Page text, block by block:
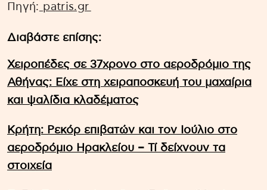
Πηγή: patris.gr
Διαβάστε επίσης:
Χειροπέδες σε 37χρονο στο αεροδρόμιο της
Αθήνας: Είχε στη χειραποσκευή του μαχαίρια
και ψαλίδια κλαδέματος
Κρήτη: Ρεκόρ επιβατών και τον Ιούλιο στο
αεροδρόμιο Ηρακλείου – Τί δείχνουν τα
στοιχεία